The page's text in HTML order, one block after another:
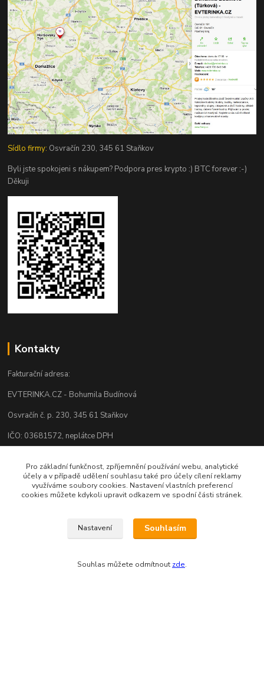
Sídlo firmy: Osvračín 230, 345 61 Staňkov
Byli jste spokojeni s nákupem? Podpora pres krypto :) BTC forever :-)
Děkuji
Kontakty
Fakturační adresa:
EVTERINKA.CZ - Bohumila Budínová
Osvračín č. p. 230, 345 61 Staňkov
IČO: 03681572, neplátce DPH
Odesíláme přes:
Pro základní funkčnost, zpříjemnění používání webu, analytické
účely a v případě udělení souhlasu také pro účely cílení reklamy
využíváme soubory cookies. Nastavení vlastních preferencí
cookies můžete kdykoli upravit odkazem ve spodní části stránek.
Nastavení Souhlasím
Souhlas můžete odmítnout zde.